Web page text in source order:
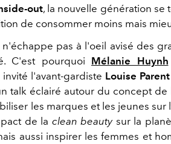
out, la nouvelle génération se
de consommer moins mais
pas à l'oeil avisé des
C'est pourquoi Mélanie Huynh
invité l'avant-gardiste Louise Parent
talk éclairé autour du concept de
les marques et les jeunes
de la clean beautysur la
aussi inspirer les femmes et